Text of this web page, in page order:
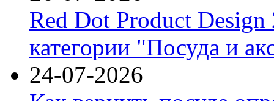
Red Dot Product Design
категории "Посуда и
24-07-2026